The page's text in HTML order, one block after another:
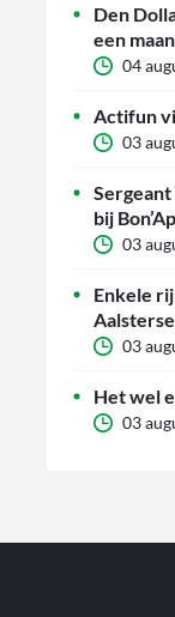
Den
een
04
Actifun
03
bij Bon’Ap
03
Enkele
03
Het wel
03